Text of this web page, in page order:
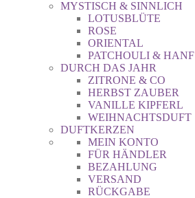
MYSTISCH & SINNLICH
LOTUSBLÜTE
ROSE
ORIENTAL
PATCHOULI & HANF
DURCH DAS JAHR
ZITRONE & CO
HERBST ZAUBER
VANILLE KIPFERL
WEIHNACHTSDUFT
DUFTKERZEN
MEIN KONTO
FÜR HÄNDLER
BEZAHLUNG
VERSAND
RÜCKGABE